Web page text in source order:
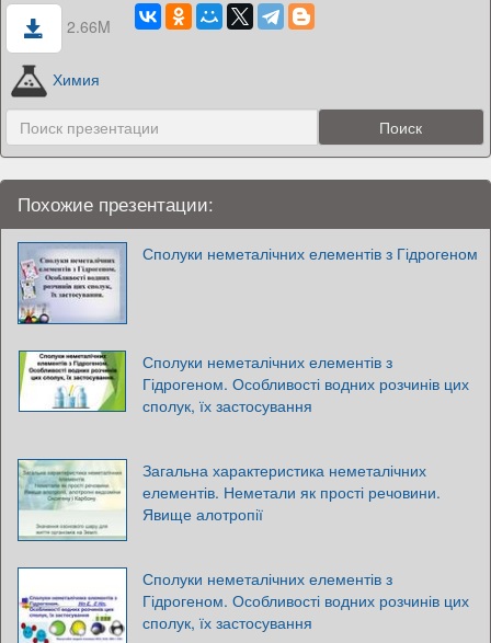
2.66M
Химия
Похожие презентации:
Сполуки неметалічних елементів з Гідрогеном
Сполуки неметалічних елементів з
Гідрогеном. Особливості водних розчинів цих
сполук, їх застосування
Загальна характеристика неметалічних
елементів. Неметали як прості речовини.
Явище алотропії
Сполуки неметалічних елементів з
Гідрогеном. Особливості водних розчинів цих
сполук, їх застосування